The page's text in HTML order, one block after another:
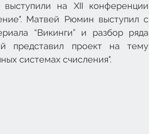
на XII конференции
Матвей Рюмин выступил с
“Викинги” и разбор ряда
представил проект на тему
системах счисления".